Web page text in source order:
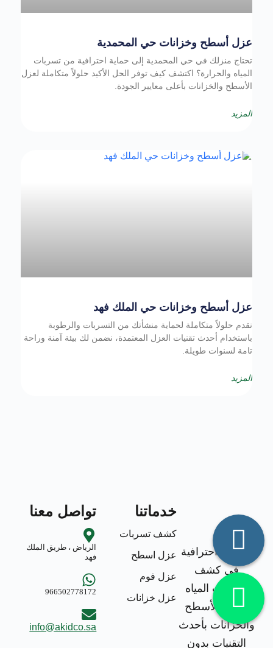
عزل أسطح وخزانات حي المحمدية
تحتاج منزلك في حي المحمدية إلى حماية احترافية من تسربات
المياه والحرارة؟ اكتشف كيف توفر الحل الأكيد حلولاً متكاملة لعزل
الأسطح والخزانات بأعلى معايير الجودة.
المزيد
عزل أسطح وخزانات حي الملك فهد
نقدم حلولاً متكاملة لحماية منشأتك من التسربات والرطوبة
باستخدام أحدث تقنيات العزل المعتمدة، نضمن لك بيئة آمنة وراحة
تامة لسنوات طويلة.
المزيد
خدمات احترافية
في كشف
تسربات المياه
وعزل الأسطح
والخزانات بأحدث
التقنيات بدون
خدماتنا
كشف تسربات
عزل اسطح
عزل فوم
عزل خزانات
تواصل معنا
الرياض ، طريق الملك
فهد
966502778172
info@akidco.sa